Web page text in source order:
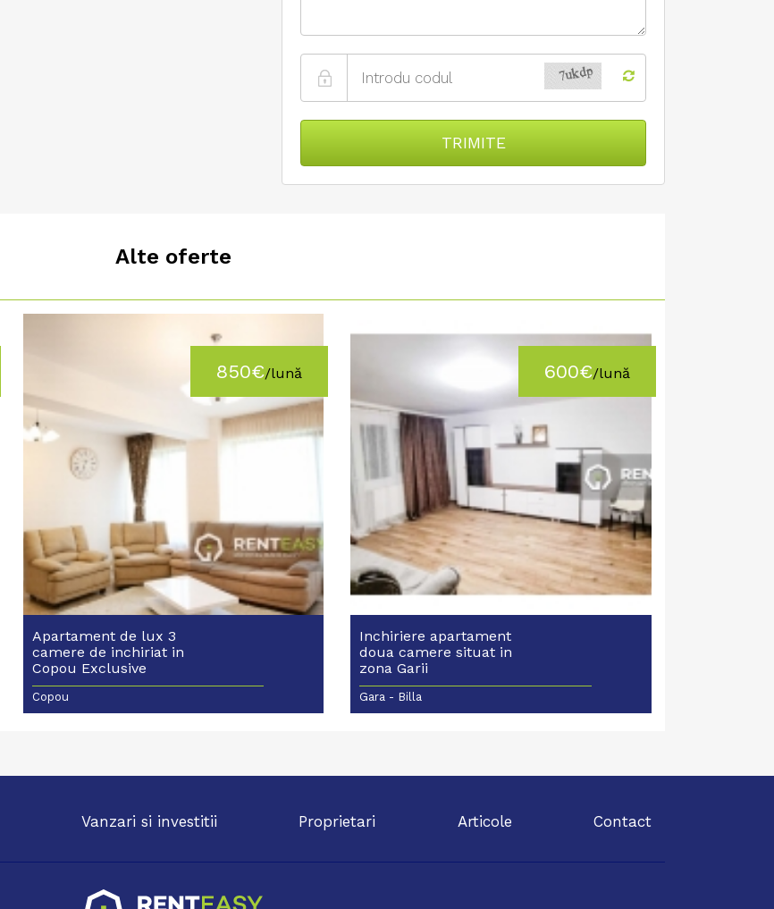
TRIMITE
Alte oferte
Apartament de lux 3
camere de inchiriat in
Copou Exclusive
Residence - Bloc nou
Copou
850€/lună
Inchiriere apartament
doua camere situat in
zona Garii
Gara - Billa
600€/lună
Vanzari si investitii Proprietari Articole Contact